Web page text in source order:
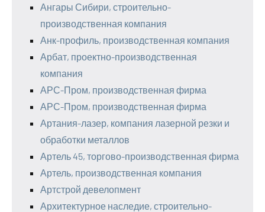
Ангары Сибири, строительно-
производственная компания
Анк-профиль, производственная компания
Арбат, проектно-производственная
компания
АРС-Пром, производственная фирма
АРС-Пром, производственная фирма
Артания-лазер, компания лазерной резки и
обработки металлов
Артель 45, торгово-производственная фирма
Артель, производственная компания
Артстрой девелопмент
Архитектурное наследие, строительно-